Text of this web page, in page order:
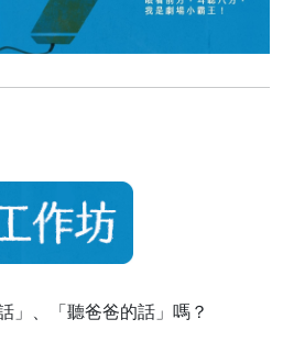
」、「聽爸爸的話」嗎？